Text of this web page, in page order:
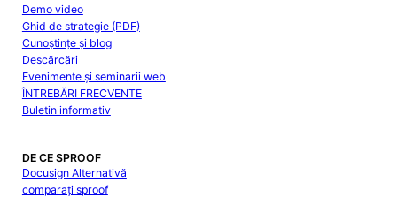
Demo video
Ghid de strategie (PDF)
Cunoștințe și blog
Descărcări
Evenimente și seminarii web
ÎNTREBĂRI FRECVENTE
Buletin informativ
DE CE SPROOF
Docusign Alternativă
comparați sproof